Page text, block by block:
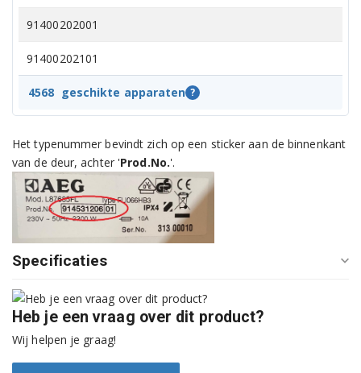
91400202001
91400202101
91400202201
91400202302
91400202601
91400202801
91400202902
91400202903
91400203002
4568 geschikte apparaten ?
Het typenummer bevindt zich op een sticker aan de binnenkant
van de deur, achter 'Prod.No.'.
Specificaties
Heb je een vraag over dit product?
Wij helpen je graag!